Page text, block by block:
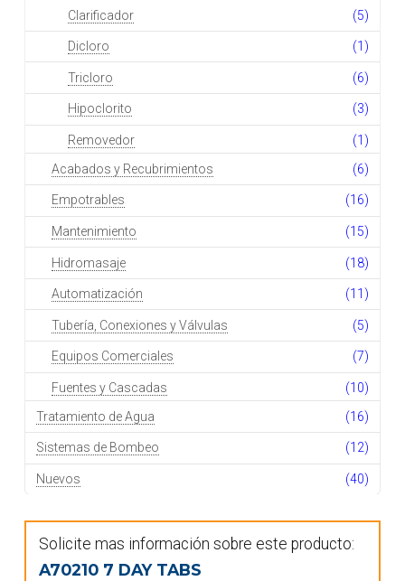
Clarificador (5)
Dicloro (1)
Tricloro (6)
Hipoclorito (3)
Removedor
(1)
Acabados y Recubrimientos
(6)
Empotrables (16)
Mantenimiento (15)
Hidromasaje (18)
Automatización (11)
Tubería, Conexiones y Válvulas (5)
Equipos Comerciales (7)
Fuentes y Cascadas
(10)
Tratamiento de Agua
(16)
Sistemas de Bombeo (12)
Nuevos (40)
Solicite mas información sobre este producto:
A70210 7 DAY TABS